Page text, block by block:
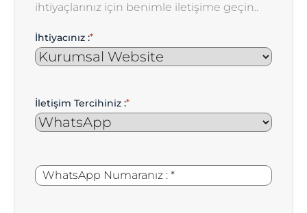
ihtiyaçlarınız için benimle iletişime geçin..
İhtiyacınız :*
İletişim Tercihiniz :*
WhatsApp
Numaranız
*